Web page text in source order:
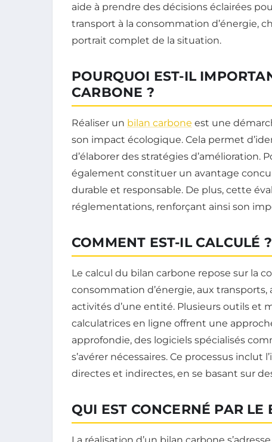
aide à prendre des décisions éclairées
transport à la consommation d’énergie,
portrait complet de la situation.
POURQUOI EST-IL
CARBONE ?
Réaliser un bilan carbone est une
son impact écologique. Cela permet
d’élaborer des stratégies d’amélioration.
également constituer un avantage
durable et responsable. De plus, cette
réglementations, renforçant ainsi son
COMMENT EST-IL CALCULÉ ?
Le calcul du bilan carbone repose sur la
consommation d’énergie, aux transports,
activités d’une entité. Plusieurs outils et
calculatrices en ligne offrent une
approfondie, des logiciels spécialisés
s’avérer nécessaires. Ce processus inclut
directes et indirectes, en se basant sur
QUI EST CONCERNÉ PAR
La réalisation d’un bilan carbone